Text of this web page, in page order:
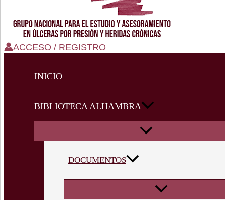
ACCESO / REGISTRO
INICIO
BIBLIOTECA ALHAMBRA
DOCUMENTOS